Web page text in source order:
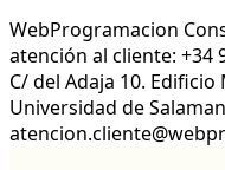
WebProgramacion
atención al cliente: +34
C/ del Adaja 10.
Universidad de